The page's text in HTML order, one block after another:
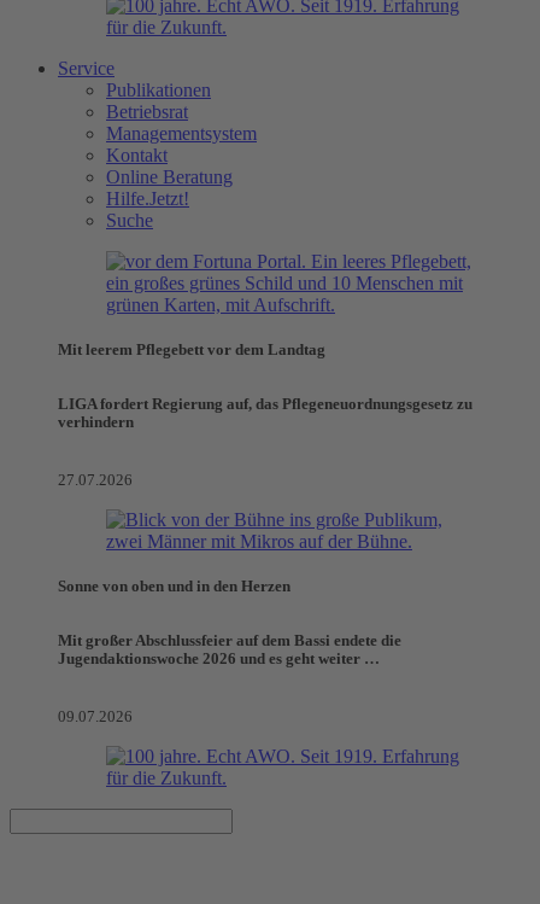
Service
Publikationen
Betriebsrat
Managementsystem
Kontakt
Online Beratung
Hilfe.Jetzt!
Suche
Mit leerem Pflegebett vor dem Landtag
LIGA fordert Regierung auf, das Pflegeneuordnungsgesetz zu
verhindern
27.07.2026
Sonne von oben und in den Herzen
Mit großer Abschlussfeier auf dem Bassi endete die
Jugendaktionswoche 2026 und es geht weiter …
09.07.2026